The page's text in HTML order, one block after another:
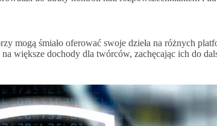
mogą śmiało oferować swoje dzieła na różnych
większe dochody dla twórców, zachęcając ich do